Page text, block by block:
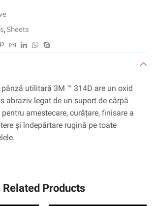
,Sheets
utilitară 3M ™ 314D are un oxid
abraziv legat de un suport de cârpă
amestecare, curățare, finisare a
și îndepărtare rugină pe toate
Related Products